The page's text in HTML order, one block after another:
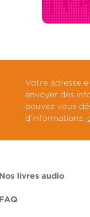
Votre adresse
envoyer des
pouvez vous
d'informations,
Nos livres audio
FAQ